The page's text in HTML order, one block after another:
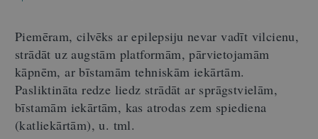
Piemēram, cilvēks ar epilepsiju nevar vadīt vilcienu,
strādāt uz augstām platformām, pārvietojamām
kāpnēm, ar bīstamām tehniskām iekārtām.
Pasliktināta redze liedz strādāt ar sprāgstvielām,
bīstamām iekārtām, kas atrodas zem spiediena
(katliekārtām), u. tml.